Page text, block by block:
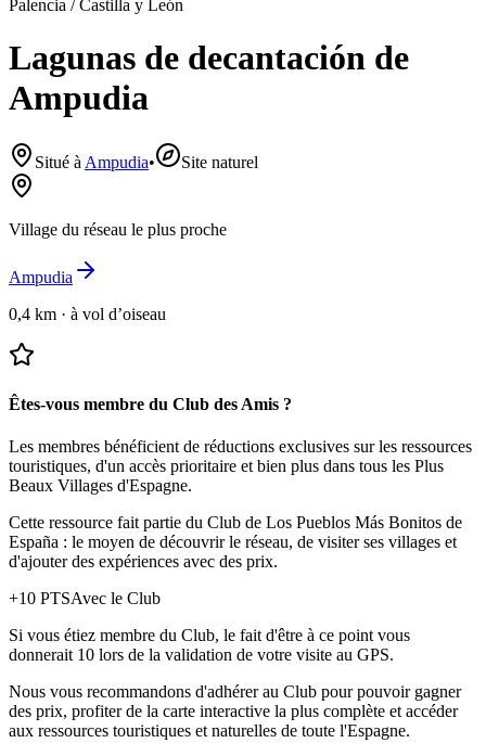
Palencia / Castilla y León
Lagunas de decantación de
Ampudia
Situé à Ampudia• Site naturel
Village du réseau le plus proche
Ampudia
0,4 km · à vol d’oiseau
Êtes-vous membre du Club des Amis ?
Les membres bénéficient de réductions exclusives sur les ressources
touristiques, d'un accès prioritaire et bien plus dans tous les Plus
Beaux Villages d'Espagne.
Cette ressource fait partie du Club de Los Pueblos Más Bonitos de
España : le moyen de découvrir le réseau, de visiter ses villages et
d'ajouter des expériences avec des prix.
+10 PTSAvec le Club
Si vous étiez membre du Club, le fait d'être à ce point vous
donnerait 10 lors de la validation de votre visite au GPS.
Nous vous recommandons d'adhérer au Club pour pouvoir gagner
des prix, profiter de la carte interactive la plus complète et accéder
aux ressources touristiques et naturelles de toute l'Espagne.